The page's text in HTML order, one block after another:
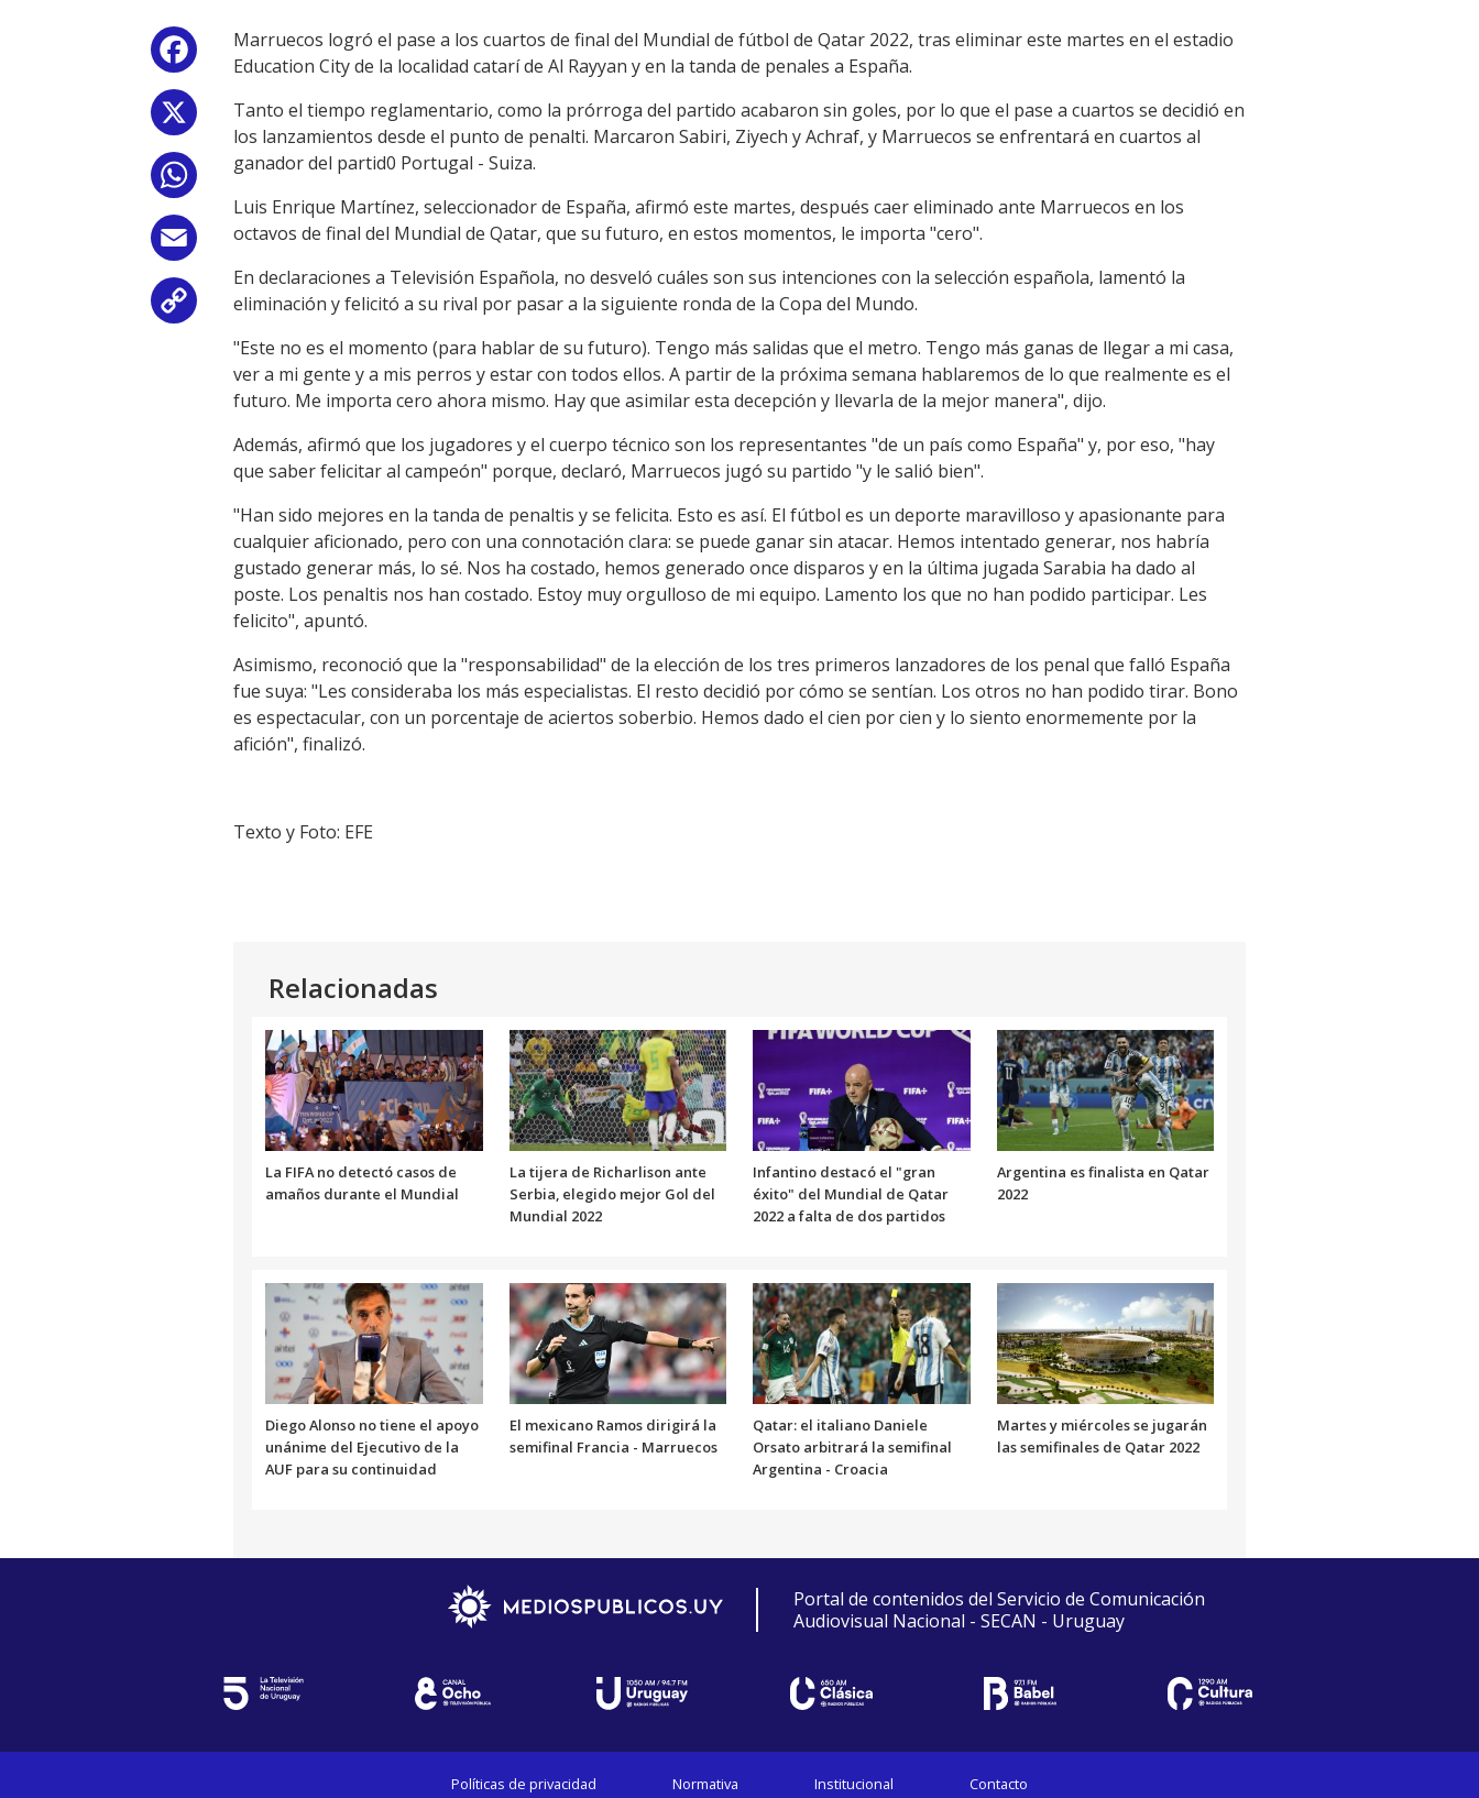
Facebook
WhatsApp
Email
Copy
Link
Marruecos logró el pase a los cuartos de final del Mundial de fútbol de Qatar 2022, tras eliminar este martes en el estadio
Education City de la localidad catarí de Al Rayyan y en la tanda de penales a España.
Tanto el tiempo reglamentario, como la prórroga del partido acabaron sin goles, por lo que el pase a cuartos se decidió en
los lanzamientos desde el punto de penalti. Marcaron Sabiri, Ziyech y Achraf, y Marruecos se enfrentará en cuartos al
ganador del partid0 Portugal - Suiza.
Luis Enrique Martínez, seleccionador de España, afirmó este martes, después caer eliminado ante Marruecos en los
octavos de final del Mundial de Qatar, que su futuro, en estos momentos, le importa "cero".
En declaraciones a Televisión Española, no desveló cuáles son sus intenciones con la selección española, lamentó la
eliminación y felicitó a su rival por pasar a la siguiente ronda de la Copa del Mundo.
"Este no es el momento (para hablar de su futuro). Tengo más salidas que el metro. Tengo más ganas de llegar a mi casa,
ver a mi gente y a mis perros y estar con todos ellos. A partir de la próxima semana hablaremos de lo que realmente es el
futuro. Me importa cero ahora mismo. Hay que asimilar esta decepción y llevarla de la mejor manera", dijo.
Además, afirmó que los jugadores y el cuerpo técnico son los representantes "de un país como España" y, por eso, "hay
que saber felicitar al campeón" porque, declaró, Marruecos jugó su partido "y le salió bien".
"Han sido mejores en la tanda de penaltis y se felicita. Esto es así. El fútbol es un deporte maravilloso y apasionante para
cualquier aficionado, pero con una connotación clara: se puede ganar sin atacar. Hemos intentado generar, nos habría
gustado generar más, lo sé. Nos ha costado, hemos generado once disparos y en la última jugada Sarabia ha dado al
poste. Los penaltis nos han costado. Estoy muy orgulloso de mi equipo. Lamento los que no han podido participar. Les
felicito", apuntó.
Asimismo, reconoció que la "responsabilidad" de la elección de los tres primeros lanzadores de los penal que falló España
fue suya: "Les consideraba los más especialistas. El resto decidió por cómo se sentían. Los otros no han podido tirar. Bono
es espectacular, con un porcentaje de aciertos soberbio. Hemos dado el cien por cien y lo siento enormemente por la
afición", finalizó.
Texto y Foto: EFE
Relacionadas
La FIFA no detectó casos de
amaños durante el Mundial
La tijera de Richarlison ante
Serbia, elegido mejor Gol del
Mundial 2022
Infantino destacó el "gran
éxito" del Mundial de Qatar
2022 a falta de dos partidos
Argentina es finalista en Qatar
2022
Diego Alonso no tiene el apoyo
unánime del Ejecutivo de la
AUF para su continuidad
El mexicano Ramos dirigirá la
semifinal Francia - Marruecos
Qatar: el italiano Daniele
Orsato arbitrará la semifinal
Argentina - Croacia
Martes y miércoles se jugarán
las semifinales de Qatar 2022
Portal de contenidos del Servicio de Comunicación
Audiovisual Nacional - SECAN - Uruguay
Políticas de privacidad Normativa Institucional Contacto